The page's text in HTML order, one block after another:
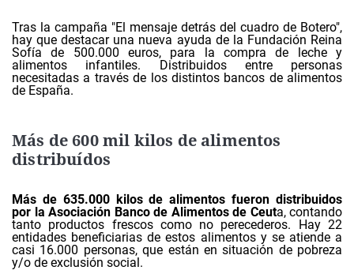
Tras la campaña "El mensaje detrás del cuadro de Botero",
hay que destacar una nueva ayuda de la Fundación Reina
Sofía de 500.000 euros, para la compra de leche y
alimentos infantiles. Distribuidos entre personas
necesitadas a través de los distintos bancos de alimentos
de España.
Más de 600 mil kilos de alimentos
distribuídos
Más de 635.000 kilos de alimentos fueron distribuidos
por la Asociación Banco de Alimentos de Ceuta, contando
tanto productos frescos como no perecederos. Hay 22
entidades beneficiarias de estos alimentos y se atiende a
casi 16.000 personas, que están en situación de pobreza
y/o de exclusión social.